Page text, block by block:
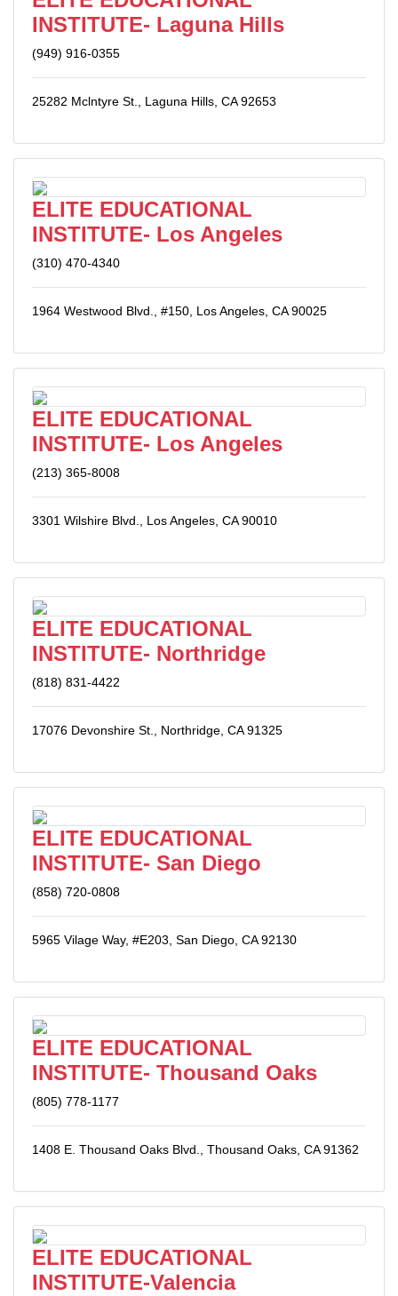
INSTITUTE- Laguna Hills
(949) 916-0355
25282 Mclntyre St., Laguna Hills, CA 92653
ELITE EDUCATIONAL
INSTITUTE- Los Angeles
(310) 470-4340
1964 Westwood Blvd., #150, Los Angeles, CA 90025
ELITE EDUCATIONAL
INSTITUTE- Los Angeles
(213) 365-8008
3301 Wilshire Blvd., Los Angeles, CA 90010
ELITE EDUCATIONAL
INSTITUTE- Northridge
(818) 831-4422
17076 Devonshire St., Northridge, CA 91325
ELITE EDUCATIONAL
INSTITUTE- San Diego
(858) 720-0808
5965 Vilage Way, #E203, San Diego, CA 92130
ELITE EDUCATIONAL
INSTITUTE- Thousand Oaks
(805) 778-1177
1408 E. Thousand Oaks Blvd., Thousand Oaks, CA 91362
ELITE EDUCATIONAL
INSTITUTE-Valencia